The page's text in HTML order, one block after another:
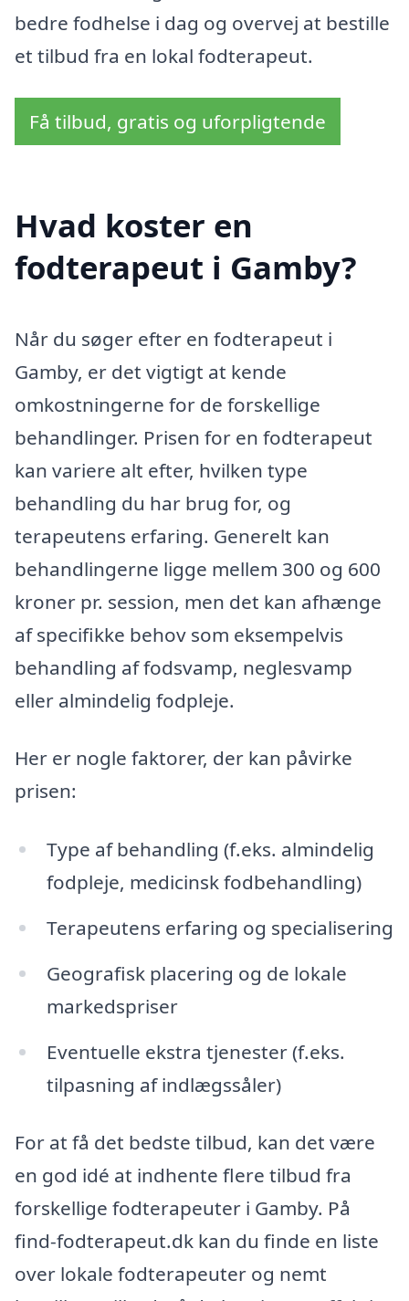
bedre fodhelse i dag og overvej at bestille
et tilbud fra en lokal fodterapeut.
Få tilbud, gratis og uforpligtende
Hvad koster en
fodterapeut i Gamby?
Når du søger efter en fodterapeut i
Gamby, er det vigtigt at kende
omkostningerne for de forskellige
behandlinger. Prisen for en fodterapeut
kan variere alt efter, hvilken type
behandling du har brug for, og
terapeutens erfaring. Generelt kan
behandlingerne ligge mellem 300 og 600
kroner pr. session, men det kan afhænge
af specifikke behov som eksempelvis
behandling af fodsvamp, neglesvamp
eller almindelig fodpleje.
Her er nogle faktorer, der kan påvirke
prisen:
Type af behandling (f.eks. almindelig
fodpleje, medicinsk fodbehandling)
Terapeutens erfaring og specialisering
Geografisk placering og de lokale
markedspriser
Eventuelle ekstra tjenester (f.eks.
tilpasning af indlægssåler)
For at få det bedste tilbud, kan det være
en god idé at indhente flere tilbud fra
forskellige fodterapeuter i Gamby. På
find-fodterapeut.dk kan du finde en liste
over lokale fodterapeuter og nemt